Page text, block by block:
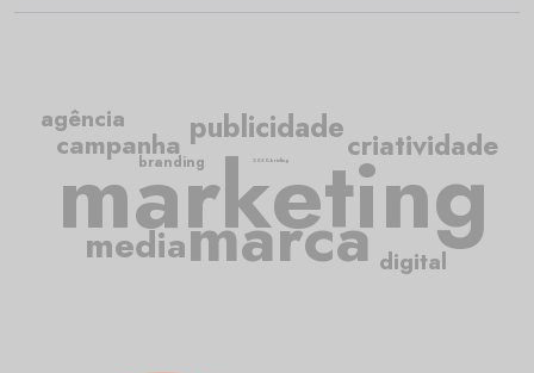
marketing
publicidade
marca
criatividade
campanha
media
agência
digital
2050.briefing
branding